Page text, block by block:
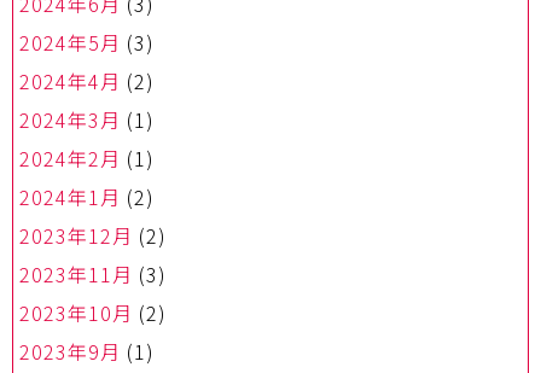
2024年5月 (3)
2024年4月 (2)
2024年3月 (1)
2024年2月 (1)
2024年1月 (2)
2023年12月 (2)
2023年11月 (3)
2023年10月 (2)
2023年9月 (1)